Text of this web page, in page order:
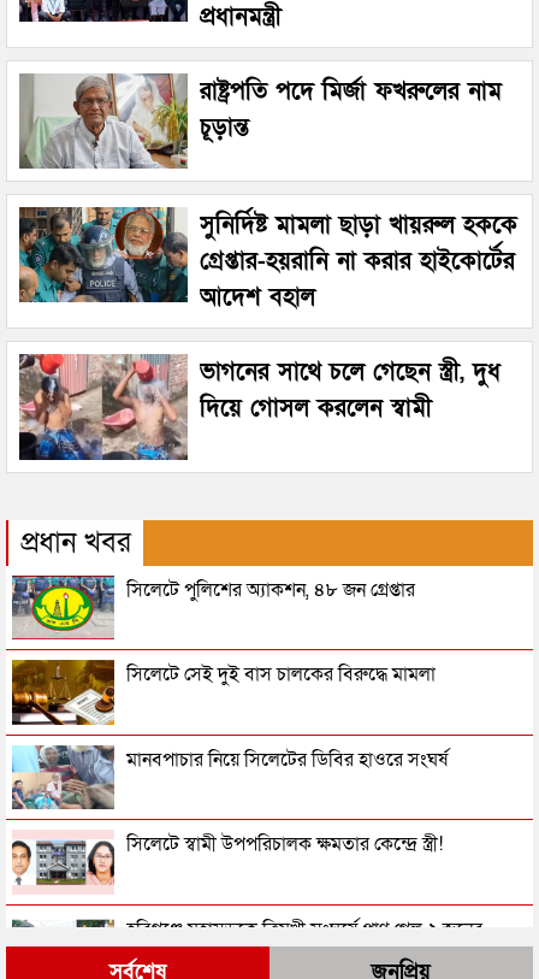
প্রধানমন্ত্রী
রাষ্ট্রপতি পদে মির্জা ফখরুলের নাম
চূড়ান্ত
সুনির্দিষ্ট মামলা ছাড়া খায়রুল হককে
গ্রেপ্তার-হয়রানি না করার হাইকোর্টের
আদেশ বহাল
ভাগনের সাথে চলে গেছেন স্ত্রী, দুধ
দিয়ে গোসল করলেন স্বামী
প্রধান খবর
সিলেটে পুলিশের অ্যাকশন, ৪৮ জন গ্রেপ্তার
সিলেটে সেই দুই বাস চালকের বিরুদ্ধে মামলা
মানবপাচার নিয়ে সিলেটের ডিবির হাওরে সংঘর্ষ
সিলেটে স্বামী উপপরিচালক ক্ষমতার কেন্দ্রে স্ত্রী!
হবিগঞ্জে মহাসড়কে ত্রিমুখী সংঘর্ষে প্রাণ গেল ২ জনের
সর্বশেষ জনপ্রিয়